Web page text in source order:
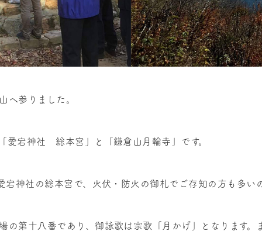
へ参りました。
愛宕神社 総本宮」と「鎌倉山月輪寺」です。
宕神社の総本宮で、火伏・防火の御札でご存知の方も多い
の第十八番であり、御詠歌は宗歌「月かげ」となります。